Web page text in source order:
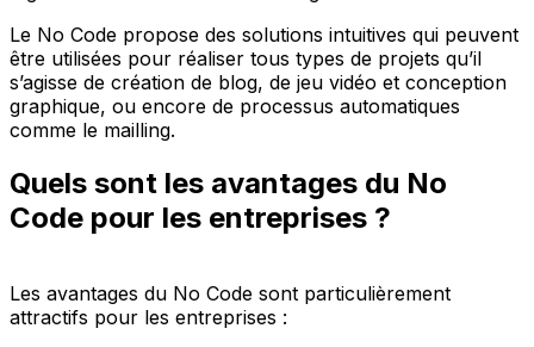
Le No Code propose des solutions intuitives qui peuvent
être utilisées pour réaliser tous types de projets qu’il
s’agisse de création de blog, de jeu vidéo et conception
graphique, ou encore de processus automatiques
comme le mailling.
Quels sont les avantages du No
Code pour les entreprises ?
Les avantages du No Code sont particulièrement
attractifs pour les entreprises :